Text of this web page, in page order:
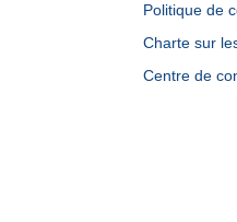
Politique de
Charte sur
Centre de